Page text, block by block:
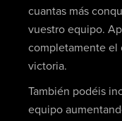
cuantas más
vuestro equipo.
completamente el
victoria.
También podéis
equipo